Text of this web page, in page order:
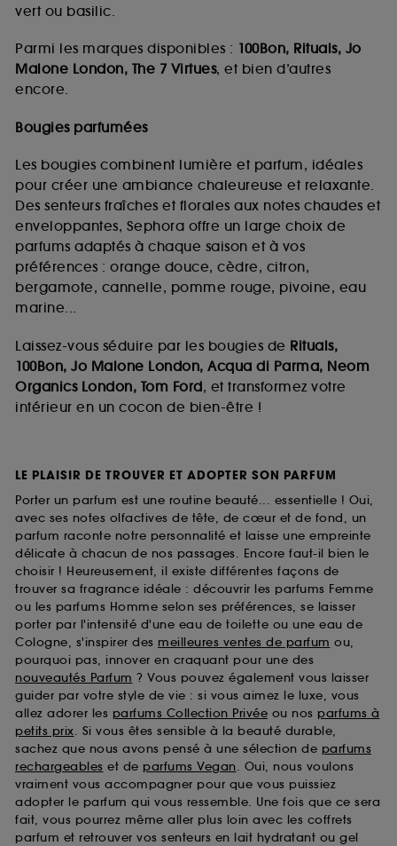
vert ou basilic.
Parmi les marques disponibles : 100Bon, Rituals, Jo
Malone London, The 7 Virtues, et bien d’autres
encore.
Bougies parfumées
Les bougies combinent lumière et parfum, idéales
pour créer une ambiance chaleureuse et relaxante.
Des senteurs fraîches et florales aux notes chaudes et
enveloppantes, Sephora offre un large choix de
parfums adaptés à chaque saison et à vos
préférences : orange douce, cèdre, citron,
bergamote, cannelle, pomme rouge, pivoine, eau
marine...
Laissez-vous séduire par les bougies de Rituals,
100Bon, Jo Malone London, Acqua di Parma, Neom
Organics London, Tom Ford, et transformez votre
intérieur en un cocon de bien-être !
LE PLAISIR DE TROUVER ET ADOPTER SON PARFUM
Porter un parfum est une routine beauté... essentielle ! Oui,
avec ses notes olfactives de tête, de cœur et de fond, un
parfum raconte notre personnalité et laisse une empreinte
délicate à chacun de nos passages. Encore faut-il bien le
choisir ! Heureusement, il existe différentes façons de
trouver sa fragrance idéale : découvrir les parfums Femme
ou les parfums Homme selon ses préférences, se laisser
porter par l'intensité d'une eau de toilette ou une eau de
Cologne, s'inspirer des meilleures ventes de parfum ou,
pourquoi pas, innover en craquant pour une des
nouveautés Parfum ? Vous pouvez également vous laisser
guider par votre style de vie : si vous aimez le luxe, vous
allez adorer les parfums Collection Privée ou nos parfums à
petits prix. Si vous êtes sensible à la beauté durable,
sachez que nous avons pensé à une sélection de parfums
rechargeables et de parfums Vegan. Oui, nous voulons
vraiment vous accompagner pour que vous puissiez
adopter le parfum qui vous ressemble. Une fois que ce sera
fait, vous pourrez même aller plus loin avec les coffrets
parfum et retrouver vos senteurs en lait hydratant ou gel